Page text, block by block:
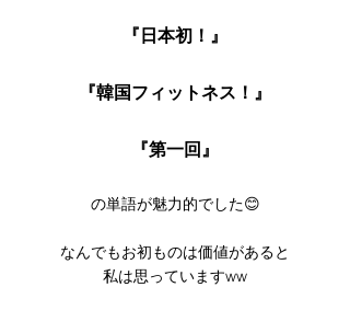
『日本初！』
『韓国フィットネス！』
『第一回』
の単語が魅力的でした😊
なんでもお初ものは価値があると
私は思っていますww